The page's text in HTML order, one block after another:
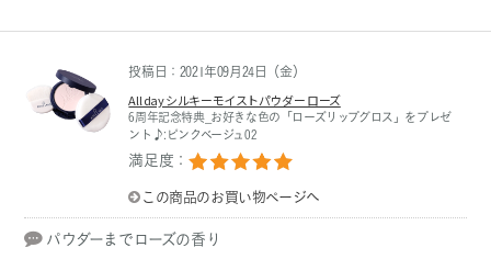
投稿日：2021年09月24日（金）
All day シルキーモイストパウダー ローズ
6周年記念特典_お好きな色の「ローズリップグロス」をプレゼ
ント♪:ピンクベージュ02
満足度：
この商品のお買い物ページへ
パウダーまでローズの香り